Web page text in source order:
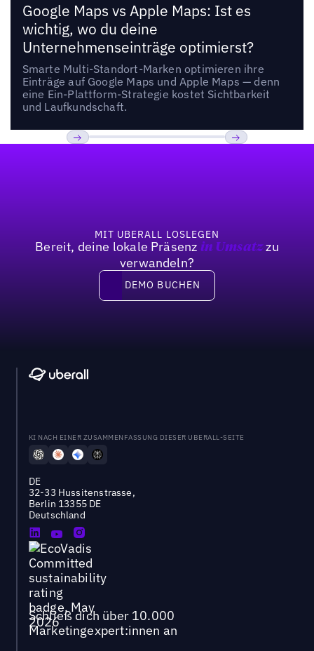
Google Maps vs Apple Maps: Ist es
wichtig, wo du deine
Unternehmenseinträge optimierst?
Smarte Multi-Standort-Marken optimieren ihre
Einträge auf Google Maps und Apple Maps — denn
eine Ein-Plattform-Strategie kostet Sichtbarkeit
und Laufkundschaft.
MIT UBERALL LOSLEGEN
Bereit, deine lokale Präsenz in Umsatzzu
verwandeln?
DEMO BUCHEN
DEMO BUCHEN
KI NACH EINER ZUSAMMENFASSUNG DIESER UBERALL-SEITE
DE
32-33 Hussitenstrasse,
Berlin 13355 DE
Deutschland
Schließ dich über 10.000
Marketingexpert:innen an